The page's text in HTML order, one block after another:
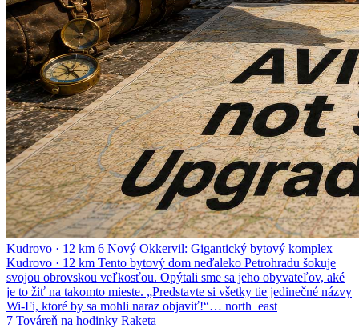
Kudrovo · 12 km 6 Nový Okkervil: Gigantický bytový komplex
Kudrovo · 12 km Tento bytový dom neďaleko Petrohradu šokuje
svojou obrovskou veľkosťou. Opýtali sme sa jeho obyvateľov, aké
je to žiť na takomto mieste. „Predstavte si všetky tie jedinečné názvy
Wi-Fi, ktoré by sa mohli naraz objaviť!“… north_east
7 Továreň na hodinky Raketa